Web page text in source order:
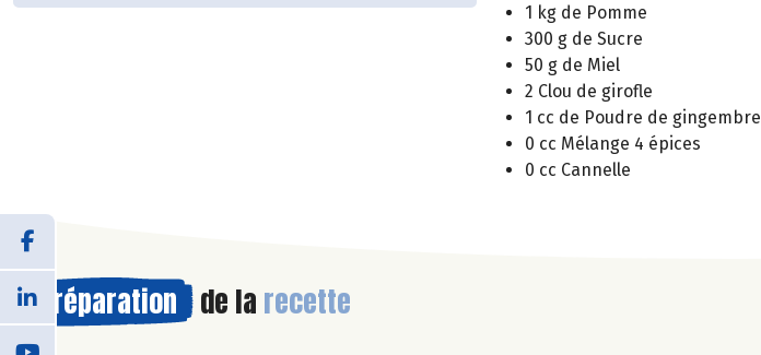
1 kg de Pomme
300 g de Sucre
50 g de Miel
2 Clou de girofle
1 cc de Poudre de gingembre
0 cc Mélange 4 épices
0 cc Cannelle
Préparation de la recette